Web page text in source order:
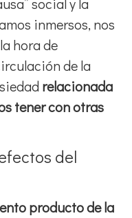
inmersos, nos
hora de
de la
relacionada
tener con otras
del
producto de la